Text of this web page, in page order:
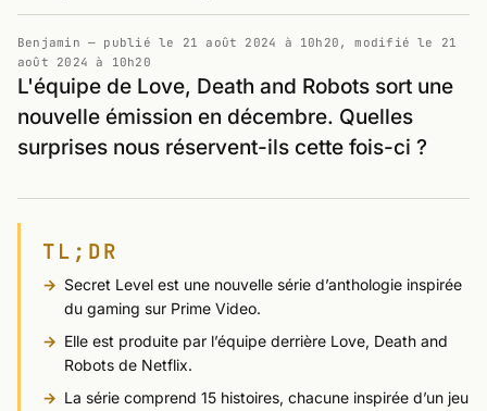
Benjamin — publié le 21 août 2024 à 10h20 , modifié le 21
août 2024 à 10h20
L'équipe de Love, Death and Robots sort une
nouvelle émission en décembre. Quelles
surprises nous réservent-ils cette fois-ci ?
TL;DR
Secret Level est une nouvelle série d’anthologie inspirée
du gaming sur Prime Video.
Elle est produite par l’équipe derrière Love, Death and
Robots de Netflix.
La série comprend 15 histoires, chacune inspirée d’un jeu